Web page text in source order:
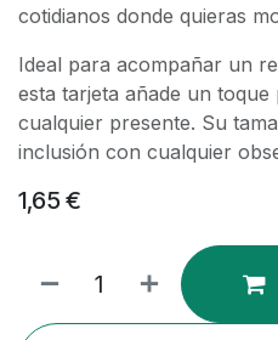
cotidianos donde quieras
Ideal para acompañar un
esta tarjeta añade un
cualquier presente. Su
inclusión con cualquier
1,65 €